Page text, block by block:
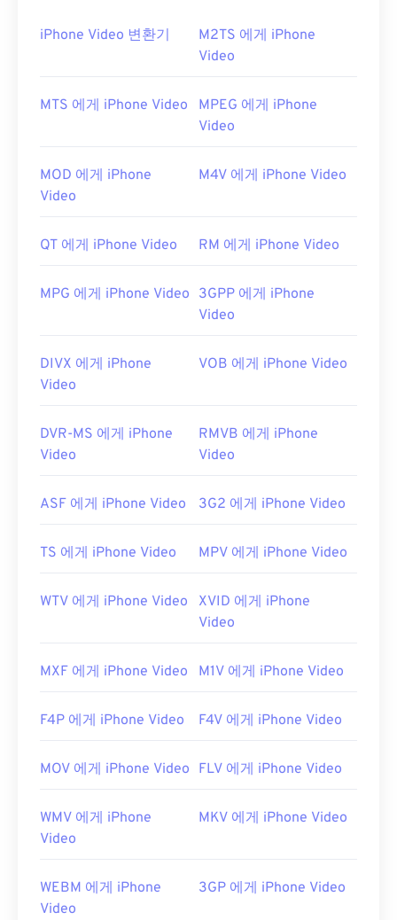
iPhone Video 변환기
M2TS 에게 iPhone
Video
MTS 에게 iPhone Video
MPEG 에게 iPhone
Video
MOD 에게 iPhone
Video
M4V 에게 iPhone Video
QT 에게 iPhone Video RM 에게 iPhone Video
MPG 에게 iPhone Video 3GPP 에게 iPhone
Video
DIVX 에게 iPhone
Video
VOB 에게 iPhone Video
DVR-MS 에게 iPhone
Video
RMVB 에게 iPhone
Video
ASF 에게 iPhone Video 3G2 에게 iPhone Video
TS 에게 iPhone Video MPV 에게 iPhone Video
WTV 에게 iPhone Video
XVID 에게 iPhone
Video
MXF 에게 iPhone Video M1V 에게 iPhone Video
F4P 에게 iPhone Video F4V 에게 iPhone Video
MOV 에게 iPhone Video FLV 에게 iPhone Video
WMV 에게 iPhone
Video
MKV 에게 iPhone Video
WEBM 에게 iPhone
Video
3GP 에게 iPhone Video